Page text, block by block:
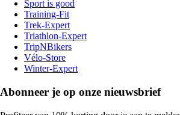
Sport is good
Training-Fit
Trek-Expert
Triathlon-Expert
TripNBikers
Vélo-Store
Winter-Expert
Abonneer je op onze nieuwsbrief